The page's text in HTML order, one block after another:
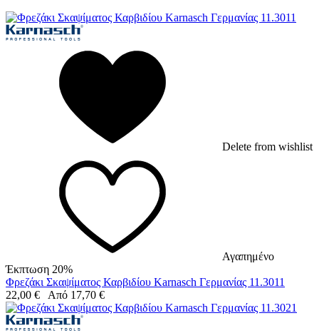
Delete from wishlist
Αγαπημένο
Έκπτωση 20%
Φρεζάκι Σκαψίματος Καρβιδίου Karnasch Γερμανίας 11.3011
22,00 € Από 17,70 €